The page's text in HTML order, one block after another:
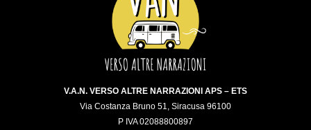
V.A.N. VERSO ALTRE NARRAZIONI APS – ETS
Via Costanza Bruno 51, Siracusa 96100
P IVA 02088800897